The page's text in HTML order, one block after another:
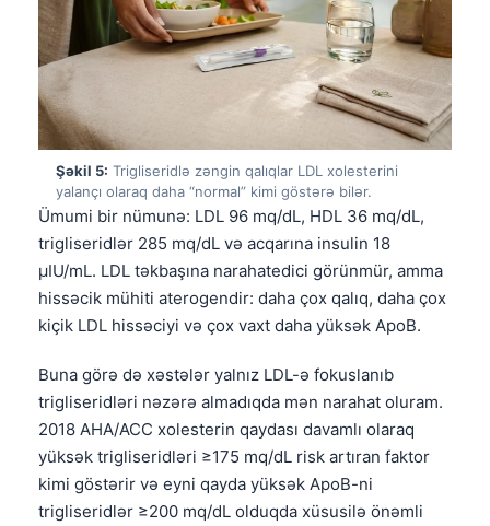
Şəkil 5: Trigliseridlə zəngin qalıqlar LDL xolesterini
yalançı olaraq daha “normal” kimi göstərə bilər.
Ümumi bir nümunə: LDL 96 mq/dL, HDL 36 mq/dL,
trigliseridlər 285 mq/dL və acqarına insulin 18
µIU/mL. LDL təkbaşına narahatedici görünmür, amma
hissəcik mühiti aterogendir: daha çox qalıq, daha çox
kiçik LDL hissəciyi və çox vaxt daha yüksək ApoB.
Buna görə də xəstələr yalnız LDL-ə fokuslanıb
trigliseridləri nəzərə almadıqda mən narahat oluram.
2018 AHA/ACC xolesterin qaydası davamlı olaraq
yüksək trigliseridləri ≥175 mq/dL risk artıran faktor
kimi göstərir və eyni qayda yüksək ApoB-ni
trigliseridlər ≥200 mq/dL olduqda xüsusilə önəmli